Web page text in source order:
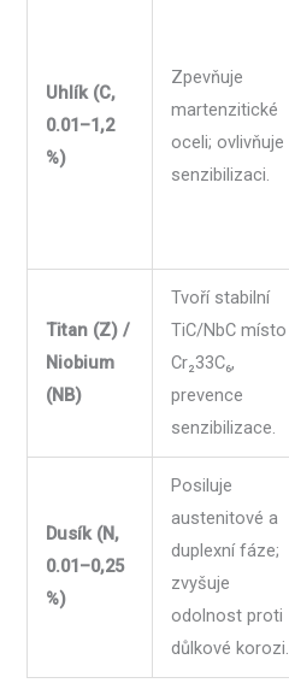
Uhlík (C,
0.01–1,2
%)
Zpevňuje
martenzitické
oceli; ovlivňuje
senzibilizaci.
Titan (Z) /
Niobium
(NB)
Tvoří stabilní
TiC/NbC místo
Cr₂33C₆,
prevence
senzibilizace.
Dusík (N,
0.01–0,25
%)
Posiluje
austenitové a
duplexní fáze;
zvyšuje
odolnost proti
důlkové korozi.